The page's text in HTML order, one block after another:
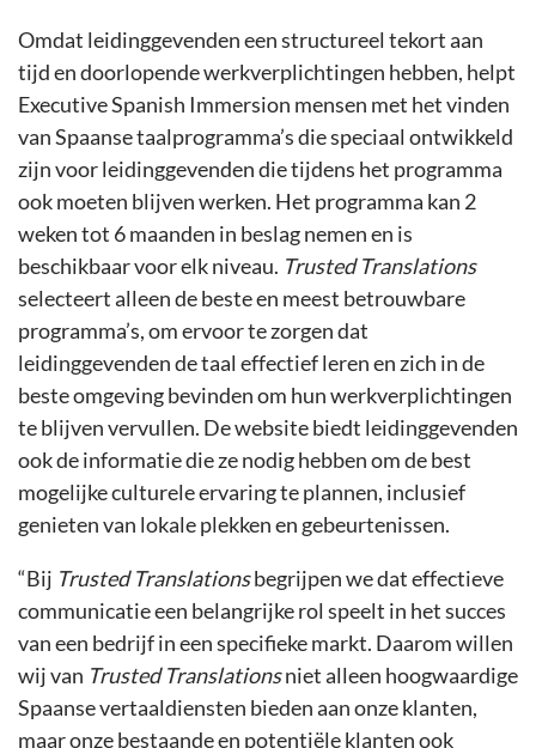
Omdat leidinggevenden een structureel tekort aan
tijd en doorlopende werkverplichtingen hebben, helpt
Executive Spanish Immersion mensen met het vinden
van Spaanse taalprogramma’s die speciaal ontwikkeld
zijn voor leidinggevenden die tijdens het programma
ook moeten blijven werken. Het programma kan 2
weken tot 6 maanden in beslag nemen en is
beschikbaar voor elk niveau. Trusted Translations
selecteert alleen de beste en meest betrouwbare
programma’s, om ervoor te zorgen dat
leidinggevenden de taal effectief leren en zich in de
beste omgeving bevinden om hun werkverplichtingen
te blijven vervullen. De website biedt leidinggevenden
ook de informatie die ze nodig hebben om de best
mogelijke culturele ervaring te plannen, inclusief
genieten van lokale plekken en gebeurtenissen.
“Bij Trusted Translationsbegrijpen we dat effectieve
communicatie een belangrijke rol speelt in het succes
van een bedrijf in een specifieke markt. Daarom willen
wij van Trusted Translationsniet alleen hoogwaardige
Spaanse vertaaldiensten bieden aan onze klanten,
maar onze bestaande en potentiële klanten ook